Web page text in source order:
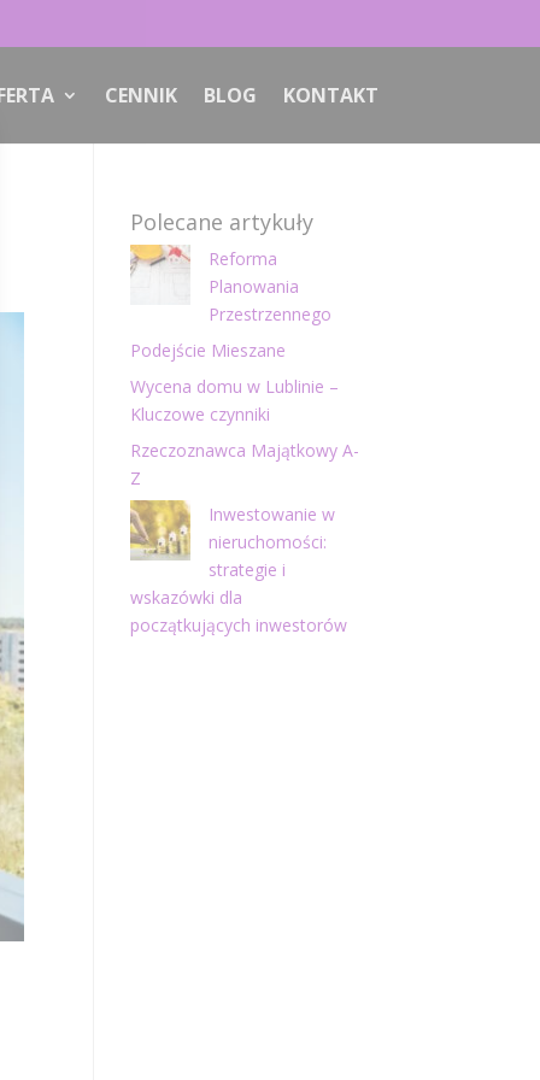
CENNIK BLOG KONTAKT
Polecane artykuły
Reforma
Planowania
Przestrzennego
Podejście Mieszane
Wycena domu w Lublinie –
Kluczowe czynniki
Rzeczoznawca Majątkowy A-
Z
Inwestowanie w
nieruchomości:
strategie i
wskazówki dla
początkujących inwestorów